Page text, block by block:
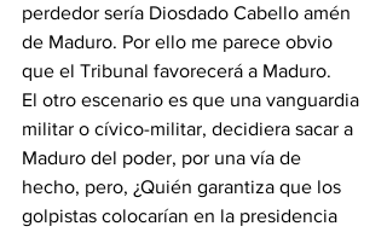
perdedor sería Diosdado Cabello amén
de Maduro. Por ello me parece obvio
que el Tribunal favorecerá a Maduro.
El otro escenario es que una vanguardia
militar o cívico-militar, decidiera sacar a
Maduro del poder, por una vía de
hecho, pero, ¿Quién garantiza que los
golpistas colocarían en la presidencia